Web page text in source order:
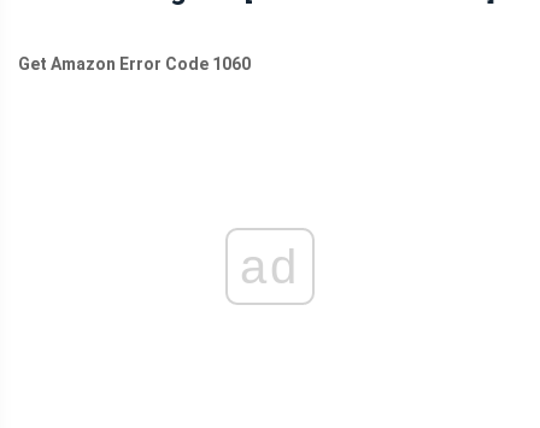
Get Amazon Error Code 1060
ad